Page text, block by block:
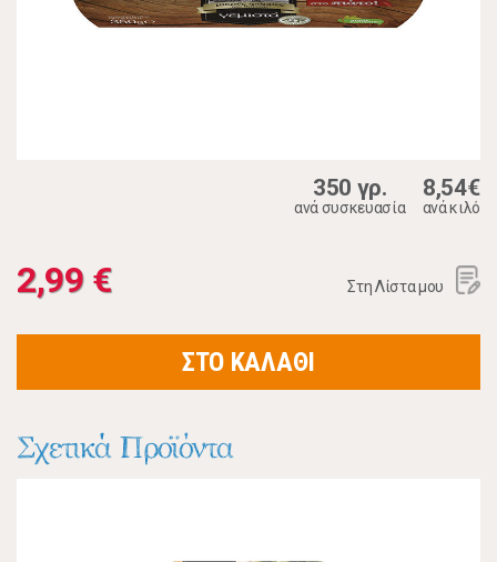
350 γρ.
ανά συσκευασία
8,54€
ανά κιλό
2,99 € Στη Λίστα μου
ΣΤΟ ΚΑΛΑΘΙ
Σχετικά Προϊόντα